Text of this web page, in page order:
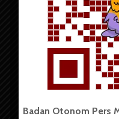
Copyright © 2023. All
Badan Otonom Pers